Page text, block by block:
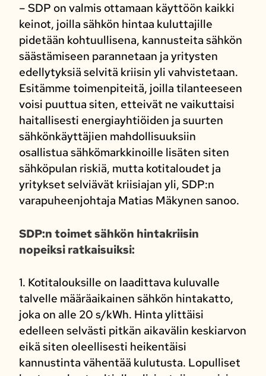
– SDP on valmis ottamaan käyttöön kaikki
keinot, joilla sähkön hintaa kuluttajille
pidetään kohtuullisena, kannusteita sähkön
säästämiseen parannetaan ja yritysten
edellytyksiä selvitä kriisin yli vahvistetaan.
Esitämme toimenpiteitä, joilla tilanteeseen
voisi puuttua siten, etteivät ne vaikuttaisi
haitallisesti energiayhtiöiden ja suurten
sähkönkäyttäjien mahdollisuuksiin
osallistua sähkömarkkinoille lisäten siten
sähköpulan riskiä, mutta kotitaloudet ja
yritykset selviävät kriisiajan yli, SDP:n
varapuheenjohtaja Matias Mäkynen sanoo.
SDP:n toimet sähkön hintakriisin
nopeiksi ratkaisuiksi:
1. Kotitalouksille on laadittava kuluvalle
talvelle määräaikainen sähkön hintakatto,
joka on alle 20 s/kWh. Hinta ylittäisi
edelleen selvästi pitkän aikavälin keskiarvon
eikä siten oleellisesti heikentäisi
kannustinta vähentää kulutusta. Lopulliset